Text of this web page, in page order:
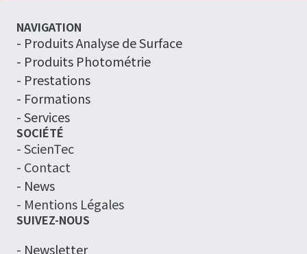
NAVIGATION
- Produits Analyse de Surface
- Produits Photométrie
- Prestations
- Formations
- Services
SOCIÉTÉ
- ScienTec
- Contact
- News
- Mentions Légales
SUIVEZ-NOUS
- Newsletter